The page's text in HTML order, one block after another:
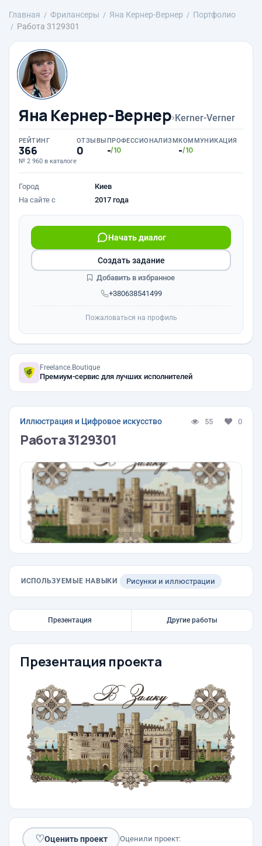
Главная Фрилансеры Яна Кернер-Вернер
Портфолио
Работа 3129301
Яна Кернер-Вернер›Kerner-Verner
РЕЙТИНГ
366
№ 2 960 в каталоге
ОТЗЫВЫ
0
ПРОФЕССИОНАЛИЗМ
-/10
КОММУНИКАЦИЯ
-/10
Город
Киев
На сайте с
2017 года
+380638541499
Начать диалог
Создать задание
Добавить в избранное
Пожаловаться на профиль
Freelance.Boutique
Премиум-сервис для лучших исполнителей
Иллюстрация и Цифровое искусство 55 0
Работа 3129301
ИСПОЛЬЗУЕМЫЕ НАВЫКИ Рисунки и иллюстрации
Презентация Другие работы
Презентация проекта
♡Оценить проект Оценили проект: